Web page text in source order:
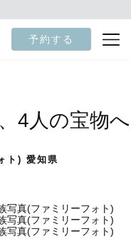
予約する
4人の宝物へ
ト) 愛知県